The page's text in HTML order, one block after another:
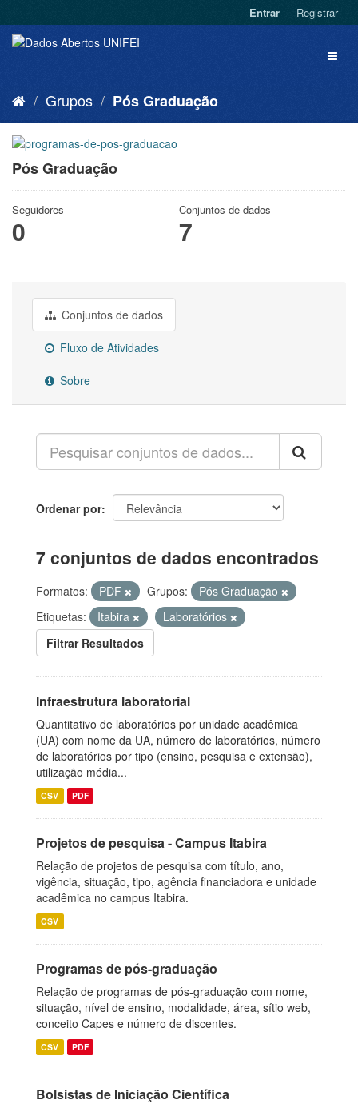
Entrar Registrar
Grupos Pós Graduação
Pós Graduação
Seguidores
0
Conjuntos de dados
7
Conjuntos de dados
Fluxo de Atividades
Sobre
Ordenar por
7 conjuntos de dados encontrados
Formatos: PDF Grupos:
Pós Graduação
Etiquetas:
Itabira
Laboratórios
Filtrar Resultados
Infraestrutura laboratorial
Quantitativo de laboratórios por unidade acadêmica
(UA) com nome da UA, número de laboratórios, número
de laboratórios por tipo (ensino, pesquisa e extensão),
utilização média...
CSV PDF
Projetos de pesquisa - Campus Itabira
Relação de projetos de pesquisa com título, ano,
vigência, situação, tipo, agência financiadora e unidade
acadêmica no campus Itabira.
CSV
Programas de pós-graduação
Relação de programas de pós-graduação com nome,
situação, nível de ensino, modalidade, área, sítio web,
conceito Capes e número de discentes.
CSV PDF
Bolsistas de Iniciação Científica